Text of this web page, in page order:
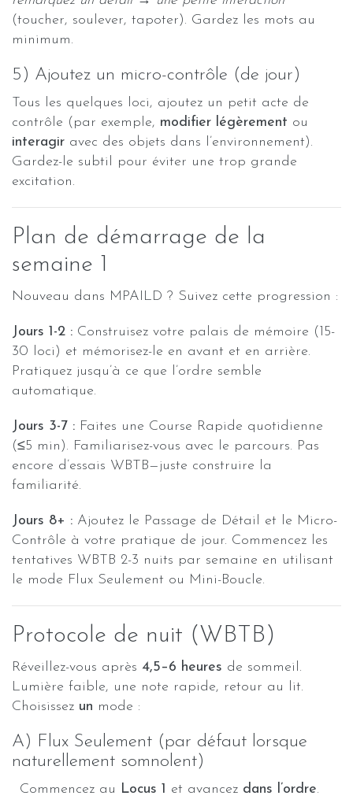
(toucher, soulever, tapoter). Gardez les mots au
minimum.
5) Ajoutez un micro-contrôle (de jour)
Tous les quelques loci, ajoutez un petit acte de
contrôle (par exemple, modifier légèrement ou
interagir avec des objets dans l’environnement).
Gardez-le subtil pour éviter une trop grande
excitation.
Plan de démarrage de la
semaine 1
Nouveau dans MPAILD ? Suivez cette progression :
Jours 1-2 : Construisez votre palais de mémoire (15-
30 loci) et mémorisez-le en avant et en arrière.
Pratiquez jusqu’à ce que l’ordre semble
automatique.
Jours 3-7 : Faites une Course Rapide quotidienne
(≤5 min). Familiarisez-vous avec le parcours. Pas
encore d’essais WBTB—juste construire la
familiarité.
Jours 8+ : Ajoutez le Passage de Détail et le Micro-
Contrôle à votre pratique de jour. Commencez les
tentatives WBTB 2-3 nuits par semaine en utilisant
le mode Flux Seulement ou Mini-Boucle.
Protocole de nuit (WBTB)
Réveillez-vous après 4,5–6 heures de sommeil.
Lumière faible, une note rapide, retour au lit.
Choisissez un mode :
A) Flux Seulement (par défaut lorsque
naturellement somnolent)
Commencez au Locus 1 et avancez dans l’ordre.